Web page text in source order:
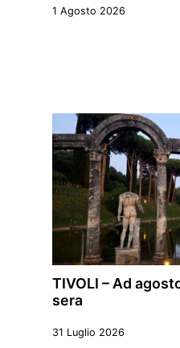
1 Agosto 2026
TIVOLI – Ad
sera
31 Luglio 2026